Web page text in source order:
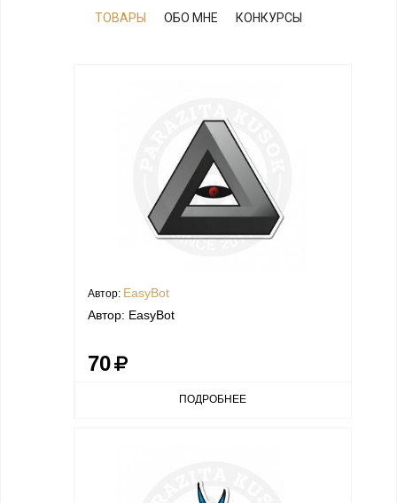
ТОВАРЫ ОБО МНЕ КОНКУРСЫ
Автор: EasyBot
Автор: EasyBot
70
ПОДРОБНЕЕ